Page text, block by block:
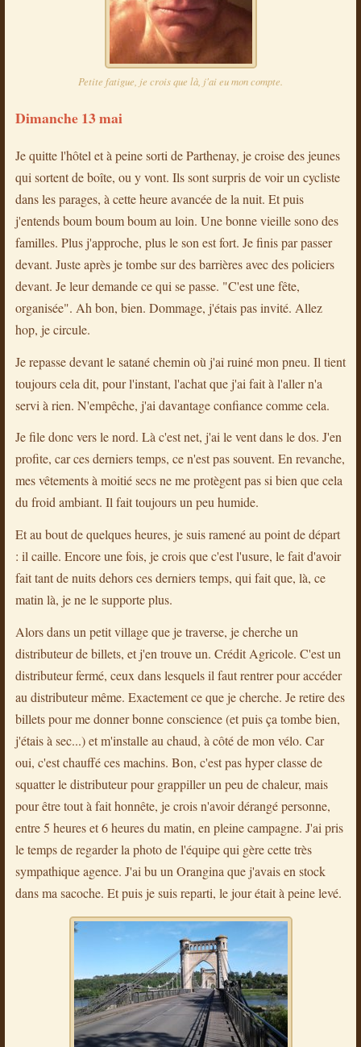
Petite fatigue, je crois que là, j'ai eu mon compte.
Dimanche 13 mai
Je quitte l'hôtel et à peine sorti de Parthenay, je croise des jeunes
qui sortent de boîte, ou y vont. Ils sont surpris de voir un cycliste
dans les parages, à cette heure avancée de la nuit. Et puis
j'entends boum boum boum au loin. Une bonne vieille sono des
familles. Plus j'approche, plus le son est fort. Je finis par passer
devant. Juste après je tombe sur des barrières avec des policiers
devant. Je leur demande ce qui se passe. "C'est une fête,
organisée". Ah bon, bien. Dommage, j'étais pas invité. Allez
hop, je circule.
Je repasse devant le satané chemin où j'ai ruiné mon pneu. Il tient
toujours cela dit, pour l'instant, l'achat que j'ai fait à l'aller n'a
servi à rien. N'empêche, j'ai davantage confiance comme cela.
Je file donc vers le nord. Là c'est net, j'ai le vent dans le dos. J'en
profite, car ces derniers temps, ce n'est pas souvent. En revanche,
mes vêtements à moitié secs ne me protègent pas si bien que cela
du froid ambiant. Il fait toujours un peu humide.
Et au bout de quelques heures, je suis ramené au point de départ
: il caille. Encore une fois, je crois que c'est l'usure, le fait d'avoir
fait tant de nuits dehors ces derniers temps, qui fait que, là, ce
matin là, je ne le supporte plus.
Alors dans un petit village que je traverse, je cherche un
distributeur de billets, et j'en trouve un. Crédit Agricole. C'est un
distributeur fermé, ceux dans lesquels il faut rentrer pour accéder
au distributeur même. Exactement ce que je cherche. Je retire des
billets pour me donner bonne conscience (et puis ça tombe bien,
j'étais à sec...) et m'installe au chaud, à côté de mon vélo. Car
oui, c'est chauffé ces machins. Bon, c'est pas hyper classe de
squatter le distributeur pour grappiller un peu de chaleur, mais
pour être tout à fait honnête, je crois n'avoir dérangé personne,
entre 5 heures et 6 heures du matin, en pleine campagne. J'ai pris
le temps de regarder la photo de l'équipe qui gère cette très
sympathique agence. J'ai bu un Orangina que j'avais en stock
dans ma sacoche. Et puis je suis reparti, le jour était à peine levé.